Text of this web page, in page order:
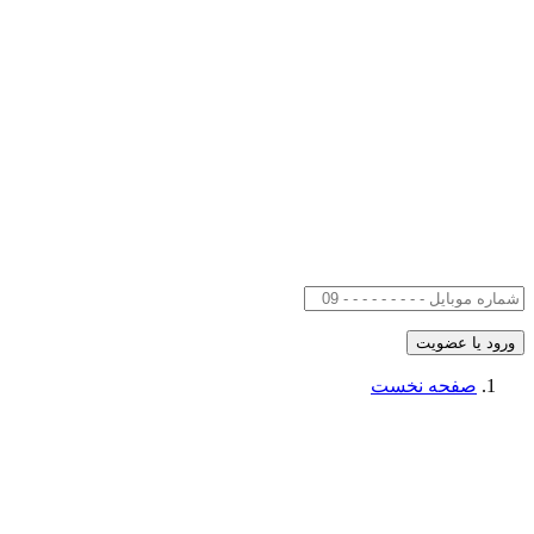
صفحه نخست